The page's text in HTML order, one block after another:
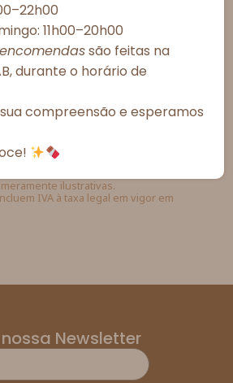
Ver preferências
Política de Privacidade – Brigadeirando
ilustrativas.
IVA à taxa legal em vigor em
Newsletter
11h00–20h00
são feitas na
durante o horário de
compreensão e esperamos